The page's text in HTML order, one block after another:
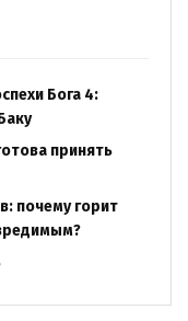
Бога 4:
принять
почему горит